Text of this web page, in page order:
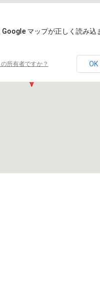
Google マップが正しく読み込
所有者ですか？ OK